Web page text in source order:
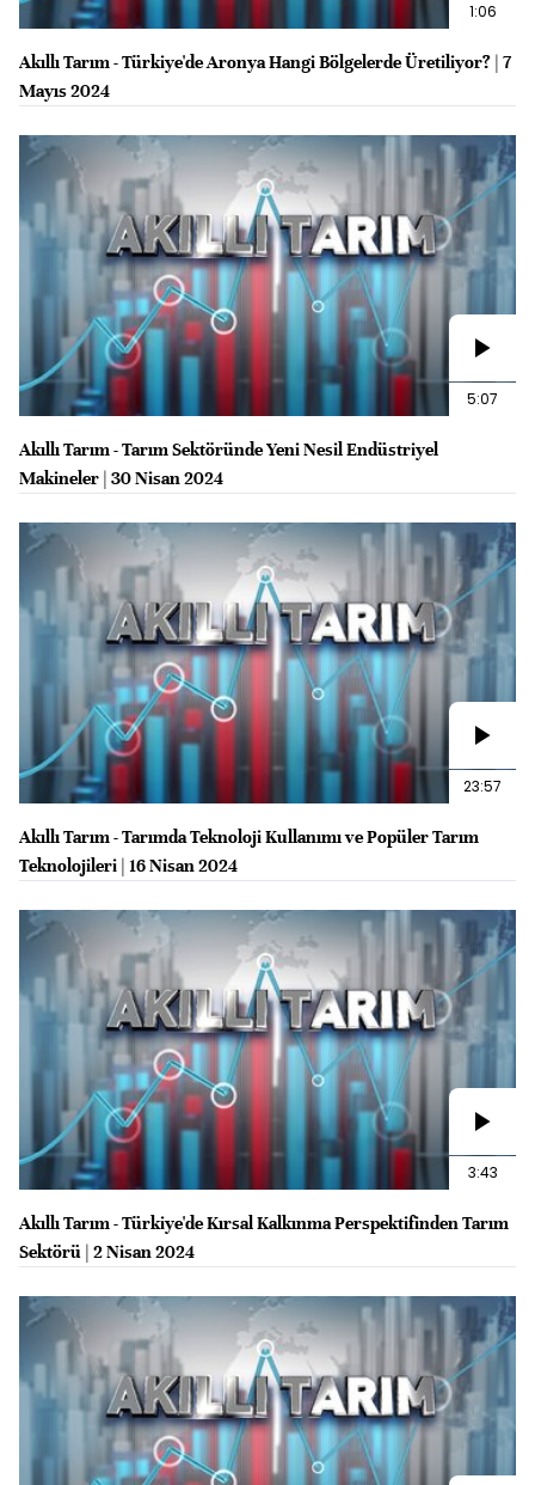
1:06
Akıllı Tarım - Türkiye'de Aronya Hangi Bölgelerde Üretiliyor? | 7
Mayıs 2024
5:07
Akıllı Tarım - Tarım Sektöründe Yeni Nesil Endüstriyel
Makineler | 30 Nisan 2024
23:57
Akıllı Tarım - Tarımda Teknoloji Kullanımı ve Popüler Tarım
Teknolojileri | 16 Nisan 2024
3:43
Akıllı Tarım - Türkiye'de Kırsal Kalkınma Perspektifinden Tarım
Sektörü | 2 Nisan 2024